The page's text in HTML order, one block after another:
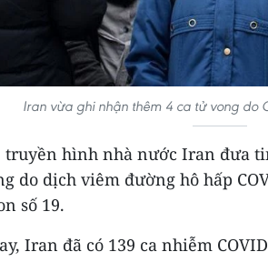
Iran vừa ghi nhận thêm 4 ca tử vong do
truyền hình nhà nước Iran đưa
do dịch viêm đường hô hấp
số 19.
Iran đã có 139 ca nhiễm